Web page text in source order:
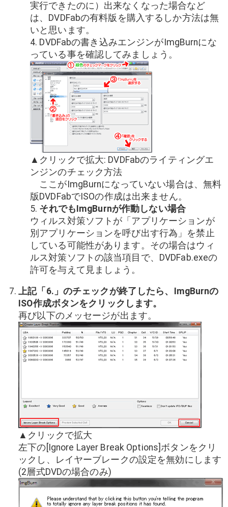
実行できたのに）出来なくなった場合など
は、DVDFabの有料版を購入するしか方法は無
いと思います。
4. DVDFabの書き込みエンジンがImgBurnにな
っている事を確認してみましょう。
▲クリックで拡大: DVDFabのライティングエ
ンジンのチェック方法
ここがImgBurnになっていない場合は、無料
版DVDFabでISOの作成は出来ません。
5. それでもImgBurnが作動しない場合
ウィルス対策ソフトが「アプリケーションが
別アプリケーションを呼び出す行為」を禁止
している可能性があります。その場合はウィ
ルス対策ソフトの該当項目で、DVDFab.exeの
許可を与えて見ましょう。
上記「6.」のチェックが終了したら、ImgBurnの
ISO作成ボタンをクリックします。
再び以下のメッセージが出ます。
▲クリックで拡大
左下の[Ignore Layer Break Options]ボタンをクリ
ックし、レイヤーブレークの設定を無効にします
(2層式DVDの場合のみ)